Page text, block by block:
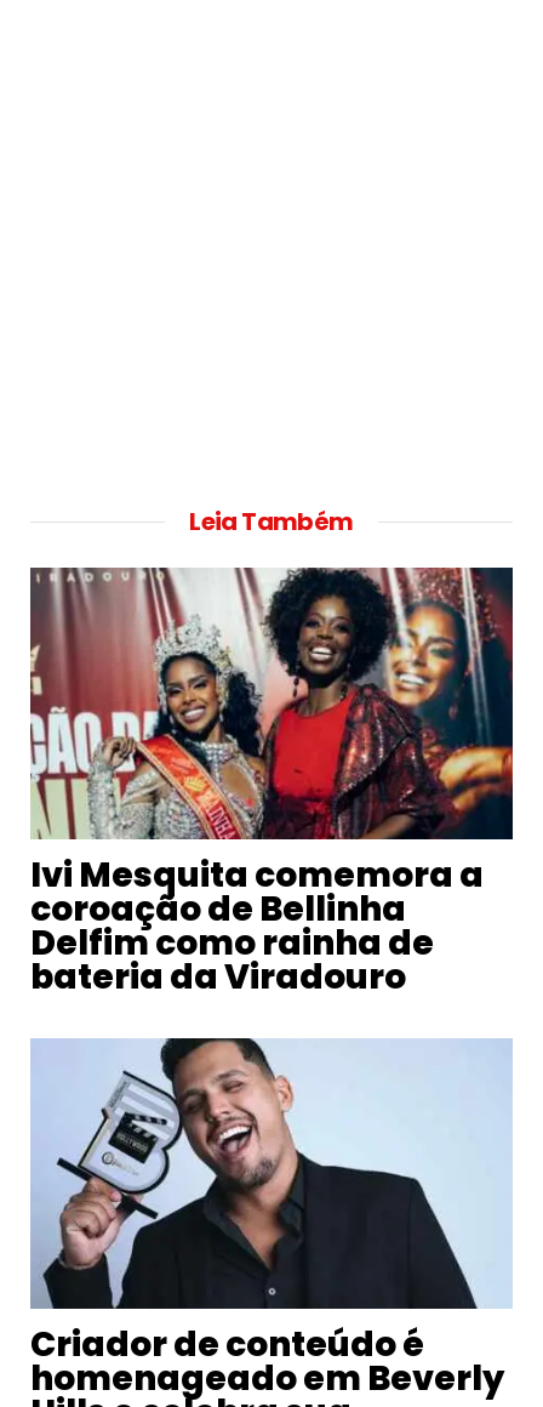
Leia Também
Ivi Mesquita comemora a
coroação de Bellinha
Delfim como rainha de
bateria da Viradouro
Criador de conteúdo é
homenageado em Beverly